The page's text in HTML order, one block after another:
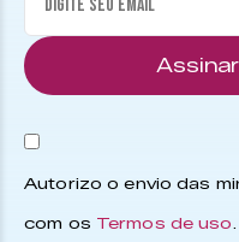
Autorizo o envio das
com os Termos de uso.